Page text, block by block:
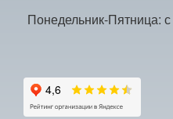
Понедельник-Пятница: